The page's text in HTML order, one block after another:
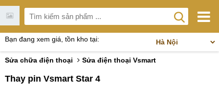
Bạn đang xem giá, tồn kho tại:
Sửa chữa điện thoại Sửa điện thoại Vsmart
Thay pin Vsmart Star 4